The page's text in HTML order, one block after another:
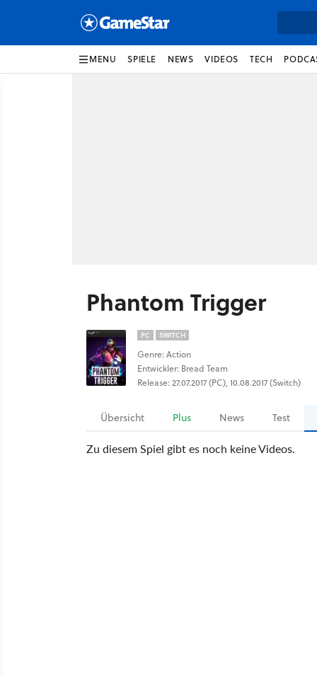
MENU SPIELE NEWS VIDEOS TECH
Phantom Trigger
PC SWITCH
Genre: Action
Entwickler: Bread Team
Release: 27.07.2017 (PC), 10.08.2017 (Switch)
Übersicht Plus News Test
Zu diesem Spiel gibt es noch keine Videos.